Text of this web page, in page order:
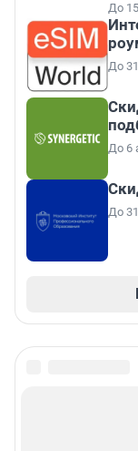
До
До
До 6
До